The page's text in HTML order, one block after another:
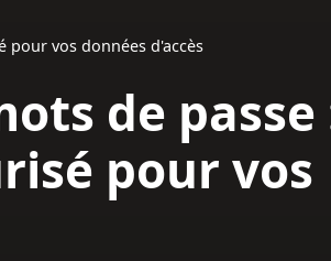
pour vos données d'accès
de passe
pour vos